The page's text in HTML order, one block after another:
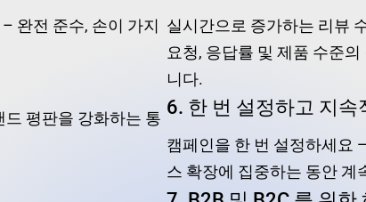
완전 준수, 손이 가지
평판을 강화하는 통
실시간으로 증가하는 리뷰
요청, 응답률 및 제품 수준
니다.
6. 한 번 설정하고 지
캠페인을 한 번 설정하세요
스 확장에 집중하는 동안 계